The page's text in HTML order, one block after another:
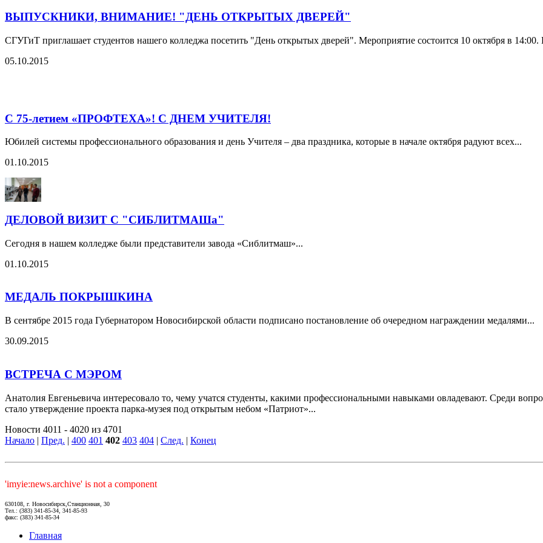
ВЫПУСКНИКИ, ВНИМАНИЕ! "ДЕНЬ ОТКРЫТЫХ ДВЕРЕЙ"
СГУГиТ приглашает студентов нашего колледжа посетить "День открытых дверей". Мероприятие состоится 10 октября в
05.10.2015
С 75-летием «ПРОФТЕХА»! С ДНЕМ УЧИТЕЛЯ!
Юбилей системы профессионального образования и день Учителя – два праздника, которые в начале октября радуют всех...
01.10.2015
ДЕЛОВОЙ ВИЗИТ С "СИБЛИТМАШа"
Сегодня в нашем колледже были представители завода «Сиблитмаш»...
01.10.2015
МЕДАЛЬ ПОКРЫШКИНА
В сентябре 2015 года Губернатором Новосибирской области подписано постановление об очередном награждении медалями...
30.09.2015
ВСТРЕЧА С МЭРОМ
Анатолия Евгеньевича интересовало то, чему учатся студенты, какими профессиональными навыками овладевают. Среди
стало утверждение проекта парка-музея под открытым небом «Патриот»...
Новости 4011 - 4020 из 4701
Начало | Пред. | 400 401 402 403 404 | След. | Конец
'imyie:news.archive' is not a component
630108, г. Новосибирск,Станционная, 30
Тел.: (383) 341-85-34, 341-85-93
факс: (383) 341-85-34
Главная